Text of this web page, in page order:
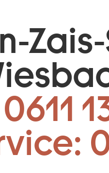
0611